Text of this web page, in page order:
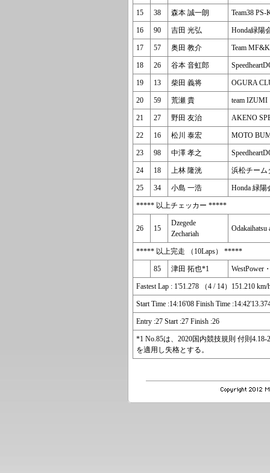
15 38 森本 誠一朗 Team38 PS-
16 90 吉田 光弘 Honda緑陽
17 57 奥田 教介 Team
18 26 谷本 音虹郎
19 13 柴田 義将 OGURA
20 59 荒瀬 貴 team IZUMI
21 27 野田 友治 AKENO
22 16 松川 泰宏 MOTO
23 98 中澤 孝之
24 18 上林 隆洸 浜松チーム
25 34 小島 一浩 Honda 緑
***** 以上チェッカー *****
26 15
Dzegede
Zechariah
***** 以上完走 （10Laps） *****
85 津田 拓也*1 WestPower
Fastest Lap : 1'51.278 （4 / 14）151.210
Start Time :14:16'08 Finish Time
Entry :27 Start :27 Finish :26
*1 No.85は、2020国内競技規則 付則
を適用し失格とする。